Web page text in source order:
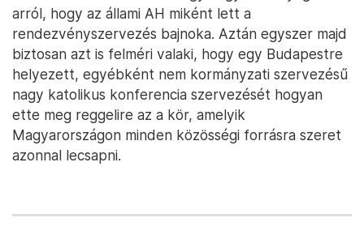
arról, hogy az állami AH miként lett a
rendezvényszervezés bajnoka. Aztán egyszer majd
biztosan azt is felméri valaki, hogy egy Budapestre
helyezett, egyébként nem kormányzati szervezésű
nagy katolikus konferencia szervezését hogyan
ette meg reggelire az a kör, amelyik
Magyarországon minden közösségi forrásra szeret
azonnal lecsapni.